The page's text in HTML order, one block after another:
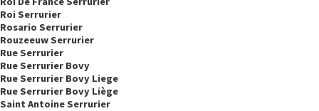
Roi Serrurier
Rosario Serrurier
Rouzeeuw Serrurier
Rue Serrurier
Rue Serrurier Bovy
Rue Serrurier Bovy Liege
Rue Serrurier Bovy Liège
Saint Antoine Serrurier